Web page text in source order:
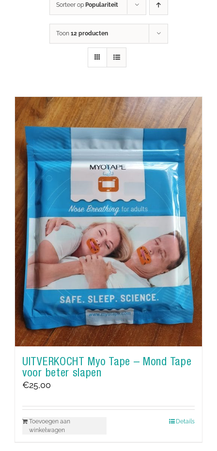
Sorteer op Populariteit
Toon 12 producten
UITVERKOCHT Myo Tape – Mond Tape
voor beter slapen
€25,00
Toevoegen aan
winkelwagen
Details